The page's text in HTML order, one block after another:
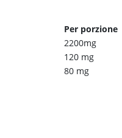
Per porzione
2200mg
120 mg
80 mg